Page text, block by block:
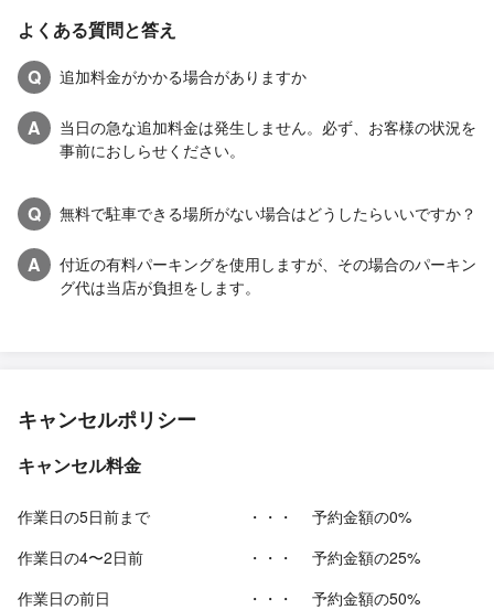
よくある質問と答え
Q
追加料金がかかる場合がありますか
A
当日の急な追加料金は発生しません。必ず、お客様の状況を
事前におしらせください。
Q 無料で駐車できる場所がない場合はどうしたらいいですか？
A
付近の有料パーキングを使用しますが、その場合のパーキン
グ代は当店が負担をします。
キャンセルポリシー
キャンセル料金
作業日の5日前まで ・・・
予約金額の0%
作業日の4〜2日前
・・・
予約金額の25%
作業日の前日
・・・
予約金額の50%